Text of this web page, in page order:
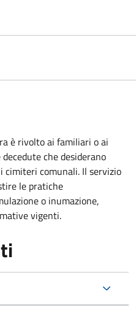
è rivolto ai familiari o ai
che desiderano
cimiteri comunali. Il servizio
le pratiche
o inumazione,
vigenti.